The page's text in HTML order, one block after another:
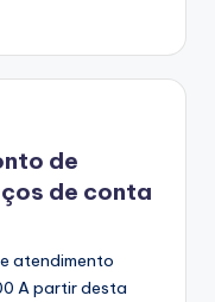
de
de conta
atendimento
A partir desta